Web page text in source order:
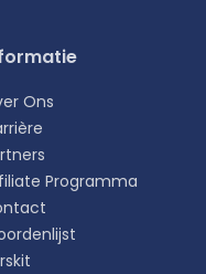
Ons
Programma